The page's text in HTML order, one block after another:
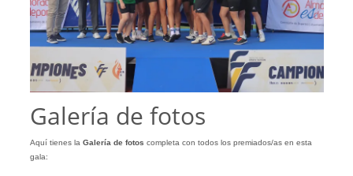
Galería de fotos
Aquí tienes la Galería de fotos completa con todos los premiados/as en esta
gala: